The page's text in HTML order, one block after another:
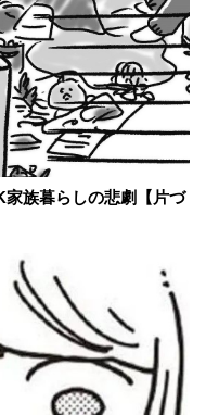
族暮らしの悲劇【片づ